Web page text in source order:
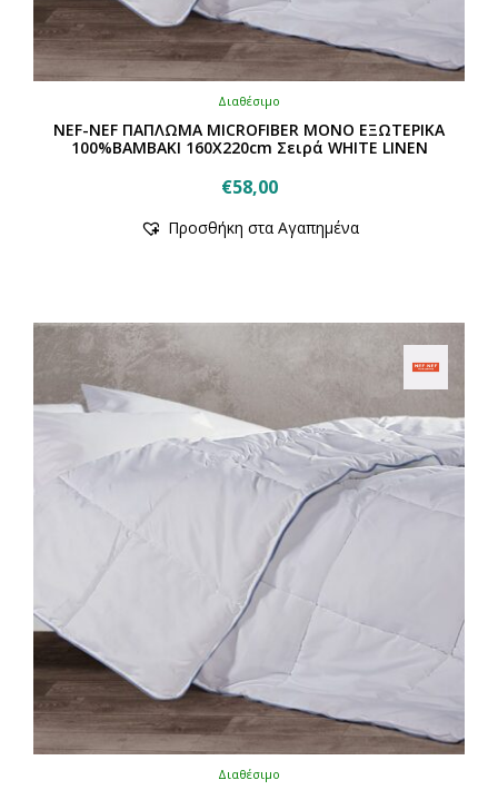
Διαθέσιμο
NEF-NEF ΠΑΠΛΩΜΑ MICROFIBER ΜΟΝΟ ΕΞΩΤΕΡΙΚΑ
100%ΒΑΜΒΑΚΙ 160Χ220cm Σειρά WHITE LINEN
€58,00
Προσθήκη στα Αγαπημένα
Διαθέσιμο